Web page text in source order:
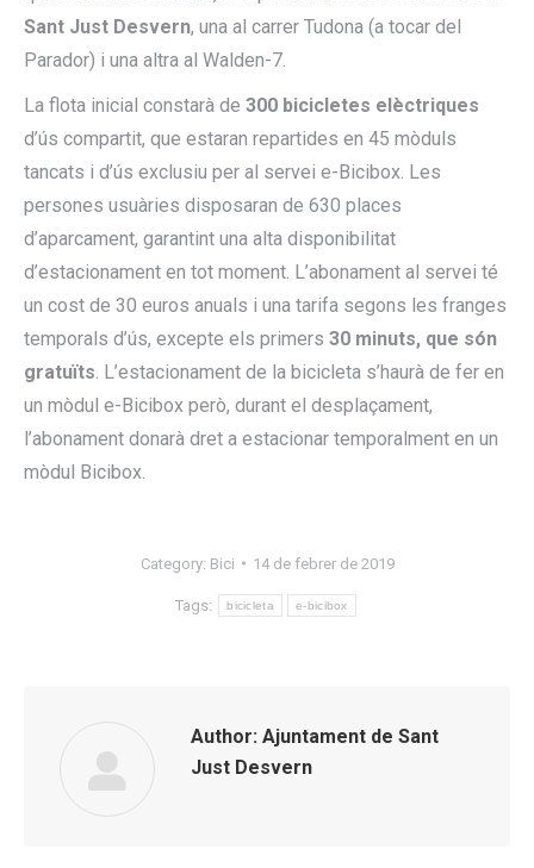
Sant Just Desvern, una al carrer Tudona (a tocar del
Parador) i una altra al Walden-7.
La flota inicial constarà de 300 bicicletes elèctriques
d’ús compartit, que estaran repartides en 45 mòduls
tancats i d’ús exclusiu per al servei e-Bicibox. Les
persones usuàries disposaran de 630 places
d’aparcament, garantint una alta disponibilitat
d’estacionament en tot moment. L’abonament al servei té
un cost de 30 euros anuals i una tarifa segons les franges
temporals d’ús, excepte els primers 30 minuts, que són
gratuïts. L’estacionament de la bicicleta s’haurà de fer en
un mòdul e-Bicibox però, durant el desplaçament,
l’abonament donarà dret a estacionar temporalment en un
mòdul Bicibox.
Category: Bici 14 de febrer de 2019
Tags: bicicleta e-bicibox
Author: Ajuntament de Sant
Just Desvern